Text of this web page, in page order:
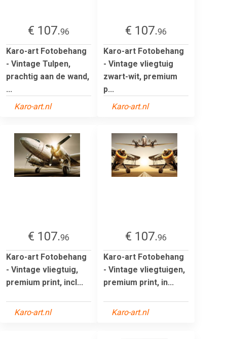
€ 107.96
Karo-art Fotobehang
- Vintage Tulpen,
prachtig aan de wand,
...
Karo-art.nl
€ 107.96
Karo-art Fotobehang
- Vintage vliegtuig
zwart-wit, premium
p...
Karo-art.nl
€ 107.96
Karo-art Fotobehang
- Vintage vliegtuig,
premium print, incl...
Karo-art.nl
€ 107.96
Karo-art Fotobehang
- Vintage vliegtuigen,
premium print, in...
Karo-art.nl